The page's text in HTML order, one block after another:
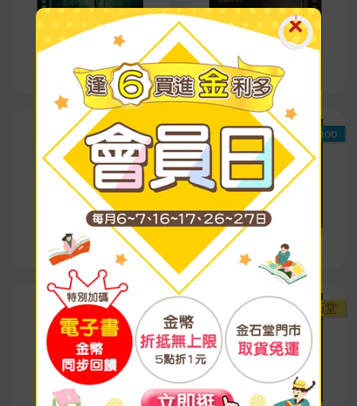
Readmoo
【電子書】
Readmoo
【電子書】
Readmoo 金石堂